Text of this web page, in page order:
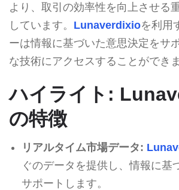
より、取引の効率性を向上させる
しています。 Lunaverdixioを利用
ーは情報に基づいた意思決定をサ
な技術にアクセスすることができま
ハイライト:
の特徴
リアルタイム市場データ:
ぐのデータを提供し、情報に基
サポートします。